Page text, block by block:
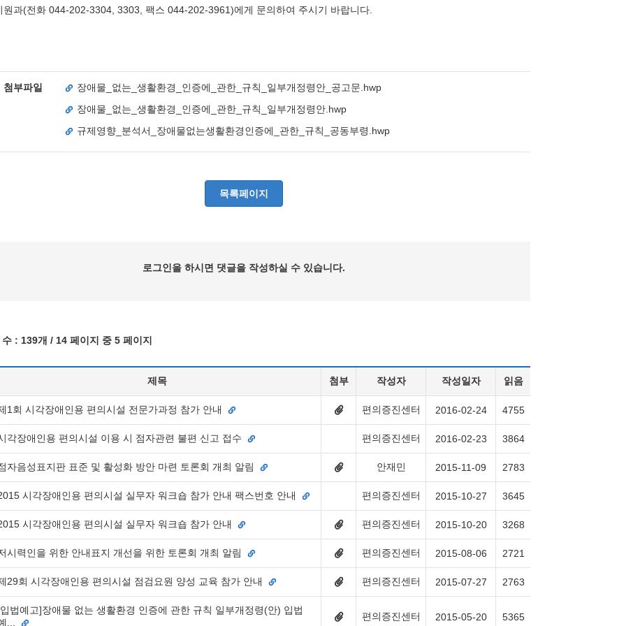
원과(전화 044-202-3304, 3303, 팩스 044-202-3961)에게 문의하여 주시기 바랍니다.
첨부파일
장애물_없는_생활환경_인증에_관한_규칙_일부개정령안_공고문.hwp
장애물_없는_생활환경_인증에_관한_규칙_일부개정령안.hwp
규제영향_분석서_장애물없는생활환경인증에_관한_규칙_공동부령.hwp
목록페이지
로그인을 하시면 댓글을 작성하실 수 있습니다.
수 : 139개 / 14 페이지 중 5 페이지
제목 첨부 작성자 작성일자 읽음
1회 시각장애인용 편의시설 전문가과정 참가 안내
첨
있
편의증진센터 2016-02-24 4755
각장애인용 편의시설 이용 시 점자관련 불편 신고 접수 편의증진센터 2016-02-23 3864
자음성표지판 표준 및 활성화 방안 마련 토론회 개최 알림
첨
있
안재민 2015-11-09 2783
시각장애인용 편의시설 실무자 워크숍 참가 안내 팩스번호 안내 편의증진센터 2015-10-27 3645
시각장애인용 편의시설 실무자 워크숍 참가 안내
첨
일
있
편의증진센터 2015-10-20 3268
시력인을 위한 안내표지 개선을 위한 토론회 개최 알림
첨
일
있
음
편의증진센터 2015-08-06 2721
29회 시각장애인용 편의시설 점검요원 양성 교육 참가 안내
첨
일
2
편의증진센터 2015-07-27 2763
법예고]장애물 없는 생활환경 인증에 관한 규칙 일부개정령(안) 입법
...
첨
편의증진센터 2015-05-20 5365